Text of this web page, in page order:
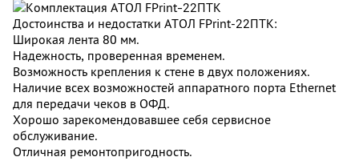
Достоинства и недостатки АТОЛ FPrint‑22ПТК:
Широкая лента 80 мм.
Надежность, проверенная временем.
Возможность крепления к стене в двух положениях.
Наличие всех возможностей аппаратного порта Ethernet
для передачи чеков в ОФД.
Хорошо зарекомендовавшее себя сервисное
обслуживание.
Отличная ремонтопригодность.